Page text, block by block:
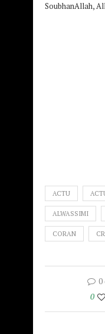
SoubhanAllah,
ACTU
ALWASSIMI
CORAN
0
0